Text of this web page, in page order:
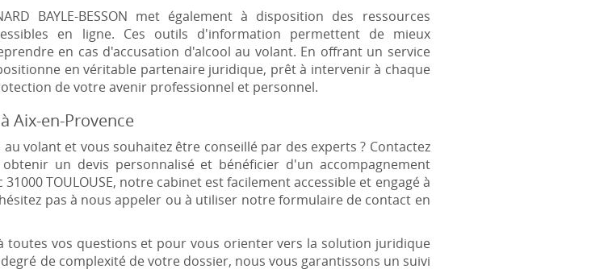
BAYLE-BESSON met également à disposition des ressources
en ligne. Ces outils d'information permettent de mieux
en cas d'accusation d'alcool au volant. En offrant un service
en véritable partenaire juridique, prêt à intervenir à chaque
de votre avenir professionnel et personnel.
Aix-en-Provence
volant et vous souhaitez être conseillé par des experts ? Contactez
obtenir un devis personnalisé et bénéficier d'un accompagnement
TOULOUSE, notre cabinet est facilement accessible et engagé à
pas à nous appeler ou à utiliser notre formulaire de contact en
vos questions et pour vous orienter vers la solution juridique
de complexité de votre dossier, nous vous garantissons un suivi